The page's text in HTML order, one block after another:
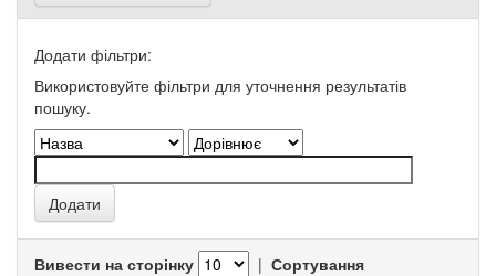
Додати фільтри:
Використовуйте фільтри для уточнення результатів
пошуку.
Вивести на сторінку | Сортування